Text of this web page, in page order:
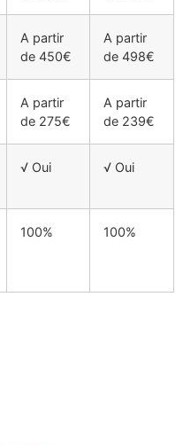
A partir
de 450€
A partir
de 498€
A partir
de 275€
A partir
de 239€
√ Oui √ Oui
100% 100%